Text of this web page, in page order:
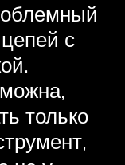
с
только